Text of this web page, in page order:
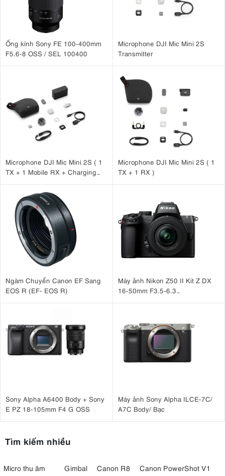
Ống kính Sony FE 100-400mm
F5.6-8 OSS / SEL 100400
Microphone DJI Mic Mini 2S
Transmitter
Microphone DJI Mic Mini 2S ( 1
TX + 1 Mobile RX + Charging
Microphone DJI Mic Mini 2S ( 1
TX + 1 RX )
Ngàm Chuyển Canon EF Sang
EOS R (EF- EOS R)
Máy ảnh Nikon Z50 II Kit Z DX
16-50mm F3.5-6.3
Sony Alpha A6400 Body + Sony
E PZ 18-105mm F4 G OSS
Máy ảnh Sony Alpha ILCE-7C/
A7C Body/ Bạc
Tìm kiếm nhiều
Micro thu âm Gimbal Canon R8
Canon PowerShot V1